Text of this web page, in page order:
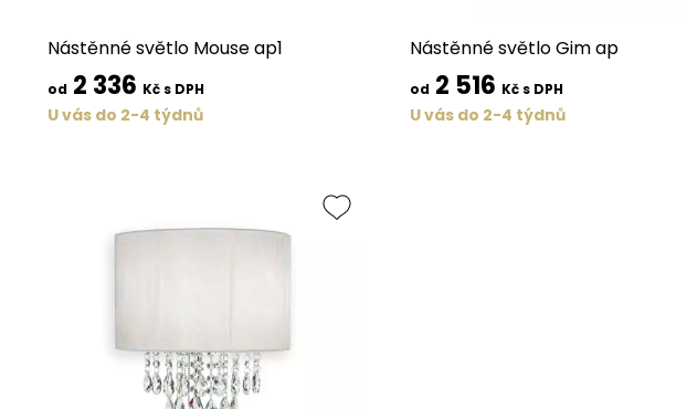
Nástěnné světlo Mouse ap1
od 2 336 Kč s DPH
U vás do 2-4 týdnů
Nástěnné světlo Gim ap
od 2 516 Kč s DPH
U vás do 2-4 týdnů